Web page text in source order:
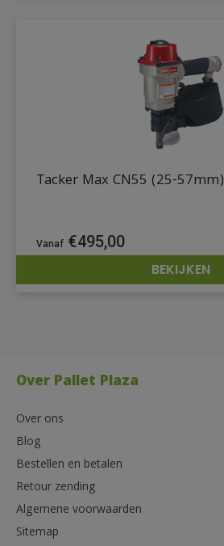
Tacker Max CN55 (25-57mm)
€495,00
BEKIJKEN
Over Pallet Plaza
Over ons
Blog
Bestellen en betalen
Retour zending
Algemene voorwaarden
Sitemap